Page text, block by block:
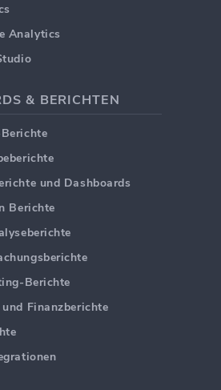
Analytics
& BERICHTEN
und Dashboards
Berichte
Berichte
Finanzberichte